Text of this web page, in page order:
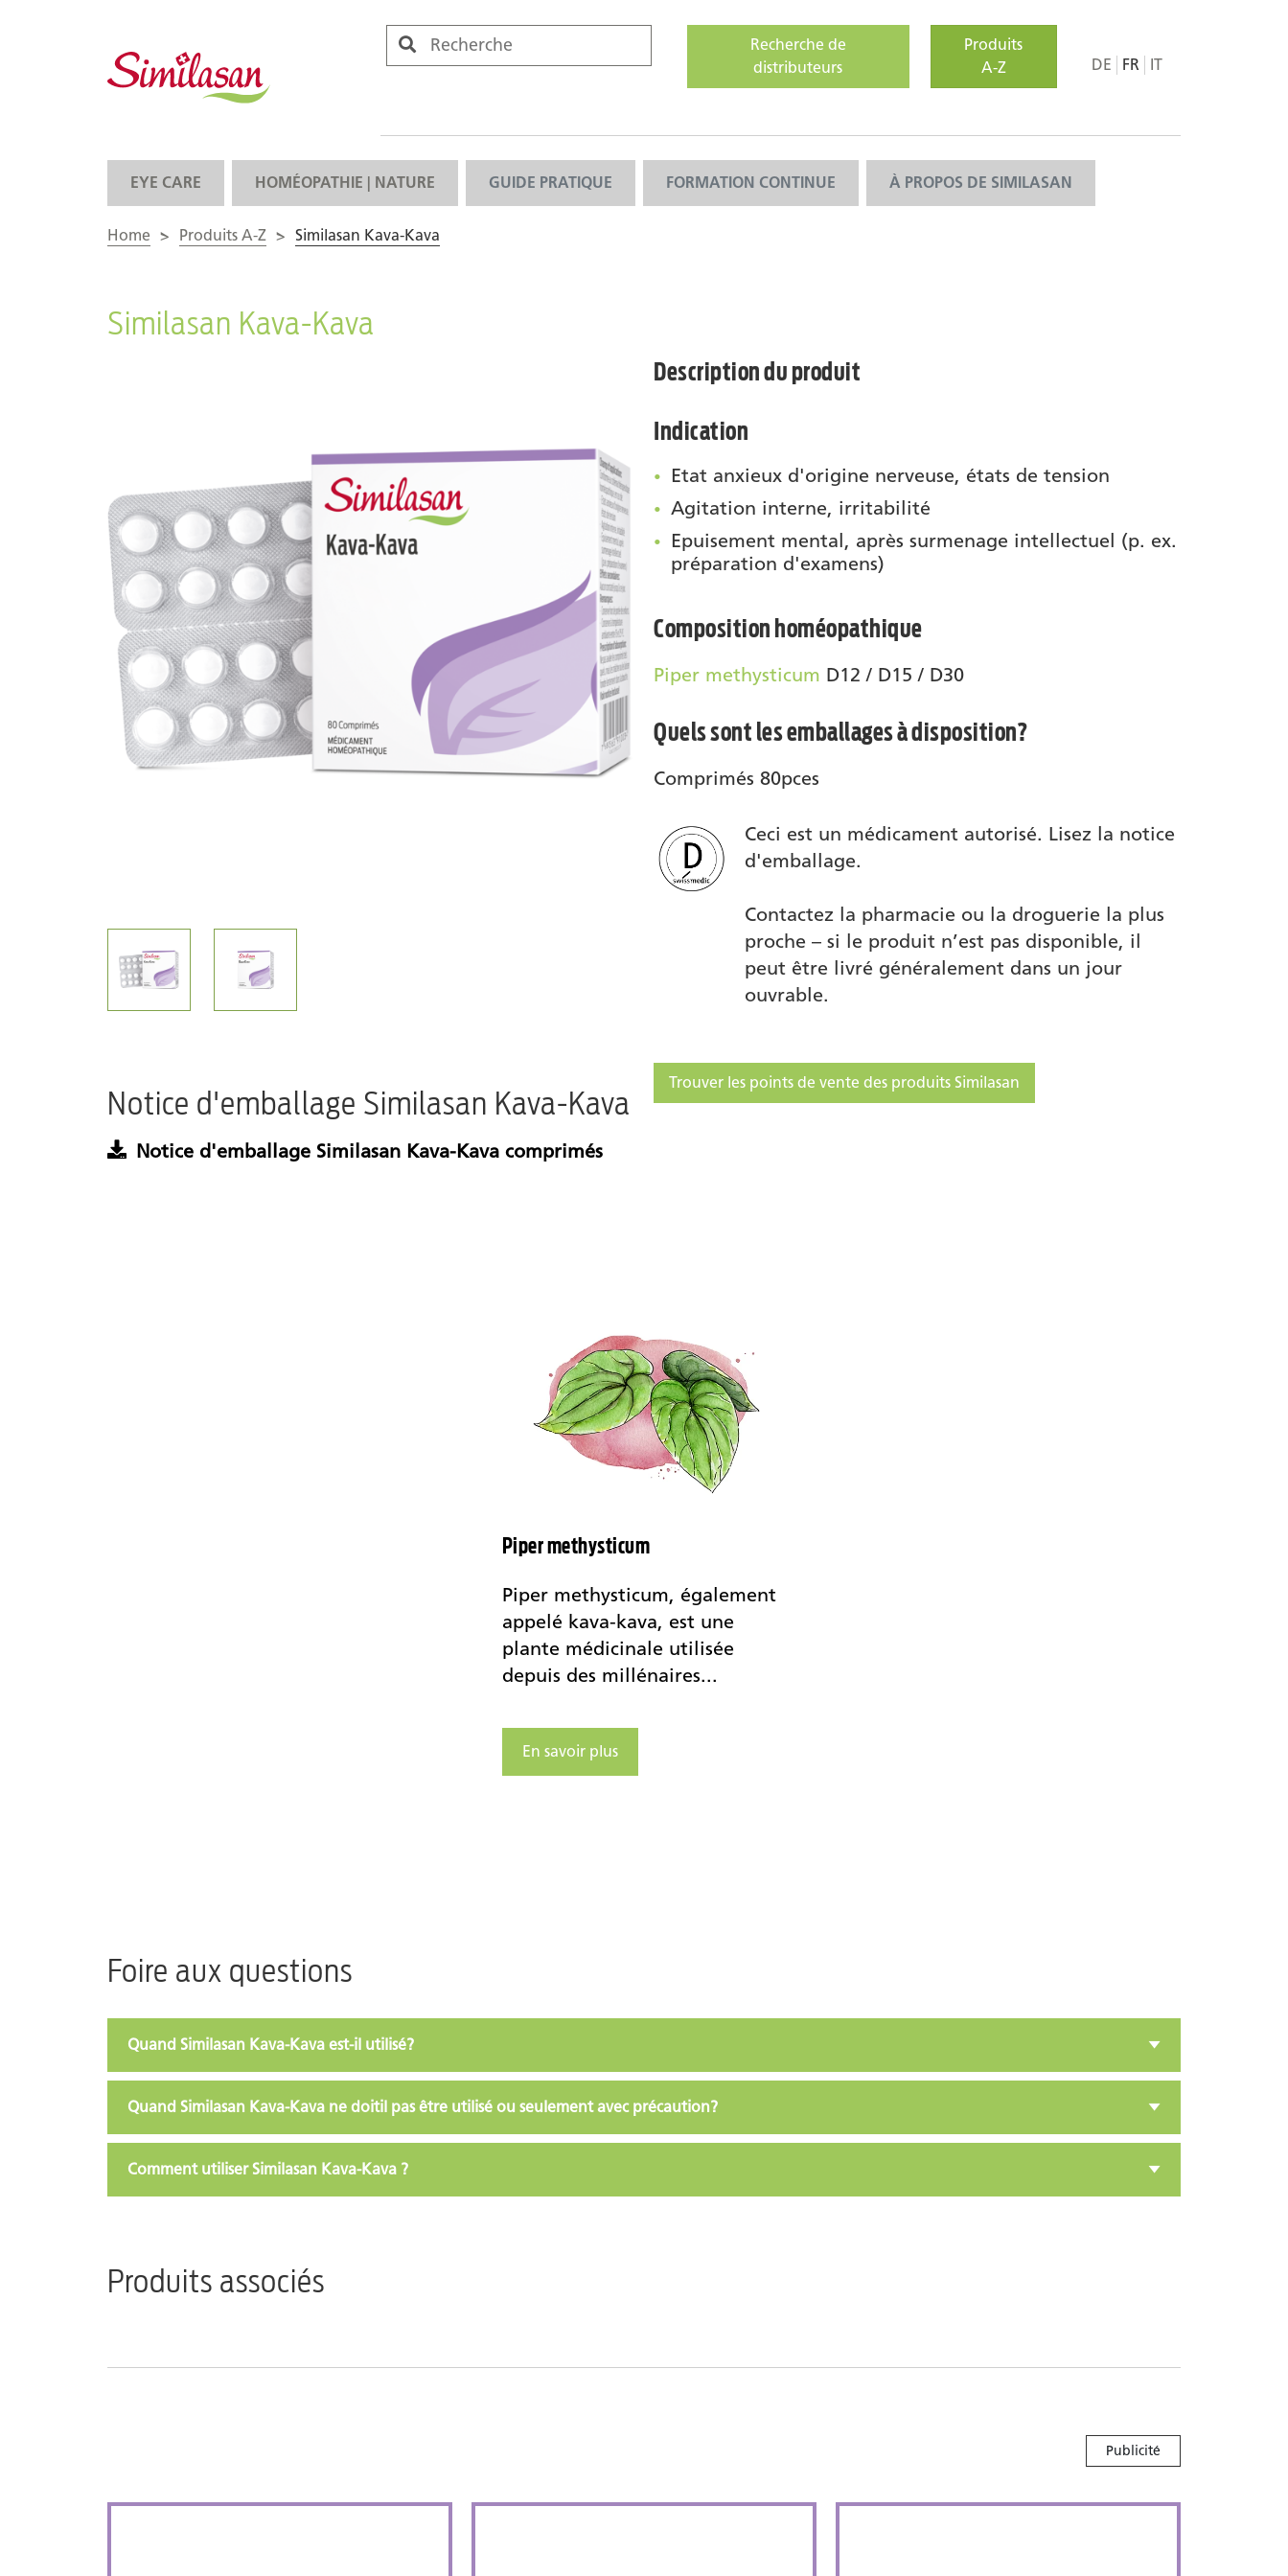
Recherche de
distributeurs
Produits
A-Z
DE FR IT
EYE CARE HOMÉOPATHIE | NATURE GUIDE PRATIQUE FORMATION CONTINUE À PROPOS DE SIMILASAN
Home > Produits A-Z > Similasan Kava-Kava
Similasan Kava-Kava
Notice d'emballage Similasan Kava-Kava
Notice d'emballage Similasan Kava-Kava comprimés
Description du produit
Indication
Etat anxieux d'origine nerveuse, états de tension
Agitation interne, irritabilité
Epuisement mental, après surmenage intellectuel (p. ex.
préparation d'examens)
Composition homéopathique
Piper methysticum D12 / D15 / D30
Quels sont les emballages à disposition?
Comprimés 80pces
Ceci est un médicament autorisé. Lisez la notice
d'emballage.
Contactez la pharmacie ou la droguerie la plus
proche – si le produit n’est pas disponible, il
peut être livré généralement dans un jour
ouvrable.
Trouver les points de vente des produits Similasan
Piper methysticum
Piper methysticum, également
appelé kava-kava, est une
plante médicinale utilisée
depuis des millénaires...
En savoir plus
Foire aux questions
Quand Similasan Kava-Kava est-il utilisé?
Quand Similasan Kava-Kava ne doitil pas être utilisé ou seulement avec précaution?
Comment utiliser Similasan Kava-Kava ?
Produits associés
Publicité